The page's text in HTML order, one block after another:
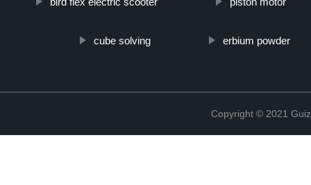
cube solving erbium powder
Copyright © 2021